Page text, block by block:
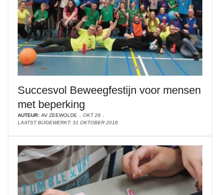
Succesvol Beweegfestijn voor mensen
met beperking
AUTEUR: AV ZEEWOLDE
OKT 28
LAATST BIJGEWERKT: 31 OKTOBER 2018